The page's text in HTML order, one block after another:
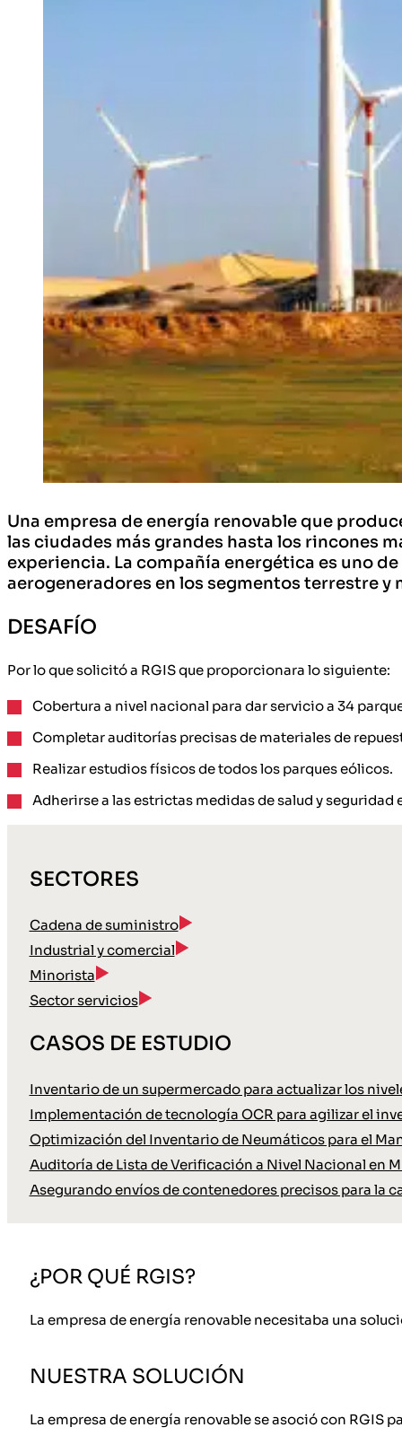
Una empresa de energía renovable que
las ciudades más grandes hasta los rincones
experiencia. La compañía energética es uno
aerogeneradores en los segmentos terrestre y
DESAFÍO
Por lo que solicitó a RGIS que proporcionara lo siguiente:
Cobertura a nivel nacional para dar servicio a 34
Completar auditorías precisas de materiales de
Realizar estudios físicos de todos los parques eólicos.
Adherirse a las estrictas medidas de salud y seguridad
SECTORES
Cadena de suministro
Industrial y comercial
Minorista
Sector servicios
CASOS DE ESTUDIO
Inventario de un supermercado para actualizar los
Implementación de tecnología OCR para agilizar el
Optimización del Inventario de Neumáticos para el
Auditoría de Lista de Verificación a Nivel Nacional en
Asegurando envíos de contenedores precisos para la
¿POR QUÉ RGIS?
La empresa de energía renovable necesitaba una
NUESTRA SOLUCIÓN
La empresa de energía renovable se asoció con